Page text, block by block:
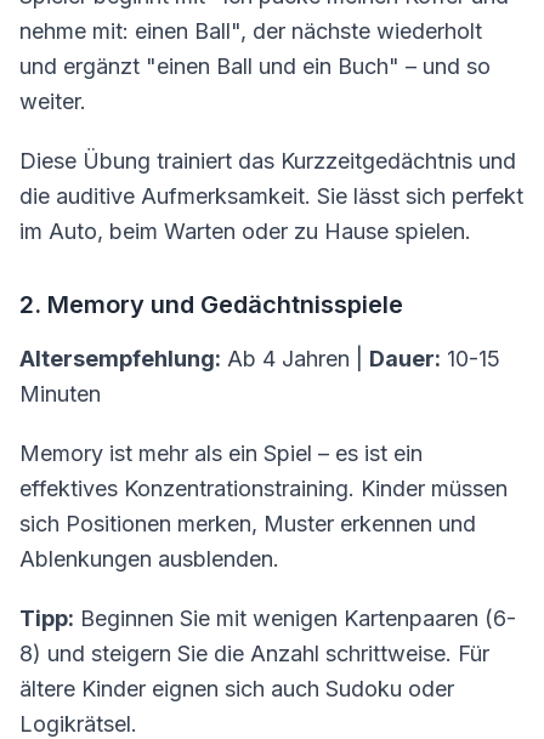
nehme mit: einen Ball", der nächste wiederholt
und ergänzt "einen Ball und ein Buch" – und so
weiter.
Diese Übung trainiert das Kurzzeitgedächtnis und
die auditive Aufmerksamkeit. Sie lässt sich perfekt
im Auto, beim Warten oder zu Hause spielen.
2. Memory und Gedächtnisspiele
Altersempfehlung: Ab 4 Jahren | Dauer: 10-15
Minuten
Memory ist mehr als ein Spiel – es ist ein
effektives Konzentrationstraining. Kinder müssen
sich Positionen merken, Muster erkennen und
Ablenkungen ausblenden.
Tipp: Beginnen Sie mit wenigen Kartenpaaren (6-
8) und steigern Sie die Anzahl schrittweise. Für
ältere Kinder eignen sich auch Sudoku oder
Logikrätsel.